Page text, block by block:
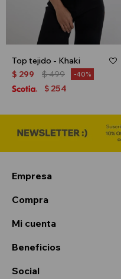
Top tejido - Khaki
$ 299 $499 40
$ 254
Empresa
Compra
Mi cuenta
Beneficios
Social